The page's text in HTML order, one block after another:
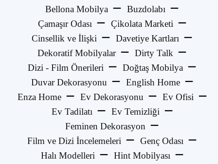
Bellona Mobilya
Buzdolabı
Çamaşır Odası
Çikolata Marketi
Cinsellik ve İlişki
Davetiye Kartları
Dekoratif Mobilyalar
Dirty Talk
Dizi - Film Önerileri
Doğtaş Mobilya
Duvar Dekorasyonu
English Home
Enza Home
Ev Dekorasyonu
Ev Ofisi
Ev Tadilatı
Ev Temizliği
Feminen Dekorasyon
Film ve Dizi İncelemeleri
Genç Odası
Halı Modelleri
Hint Mobilyası